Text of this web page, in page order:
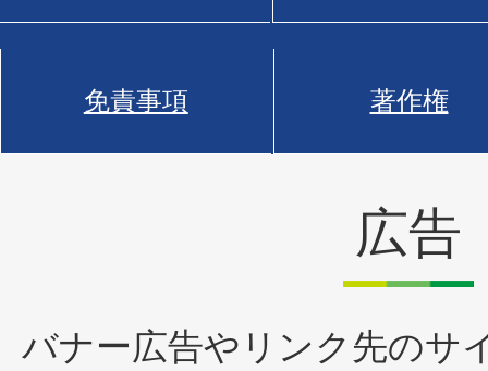
免責事項 著作権
広告
バナー広告やリンク先のサ